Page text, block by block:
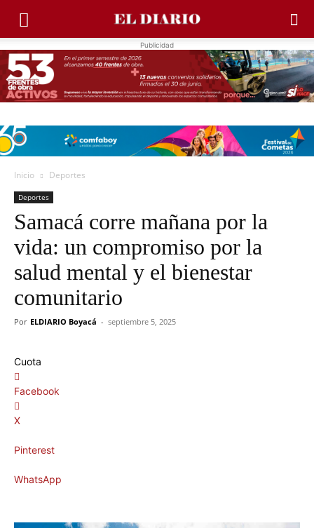
Publicidad
Inicio Deportes
Deportes
Samacá corre mañana por la
vida: un compromiso por la
salud mental y el bienestar
comunitario
Por ELDIARIO Boyacá - septiembre 5, 2025
Cuota
Facebook
X
Pinterest
WhatsApp